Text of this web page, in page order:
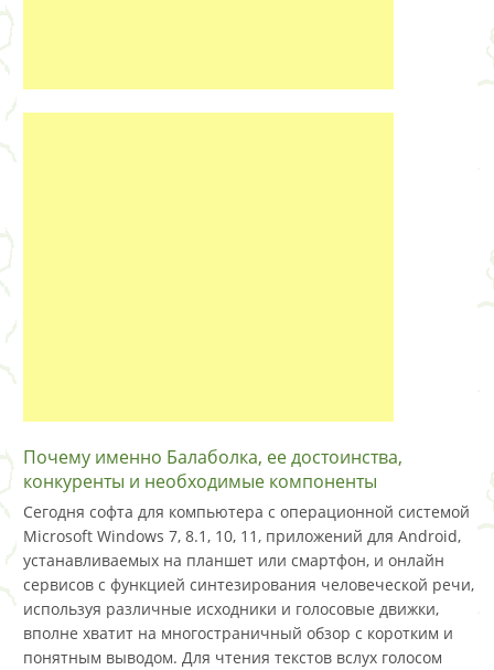
Почему именно Балаболка, ее достоинства,
конкуренты и необходимые компоненты
Сегодня софта для компьютера с операционной системой
Microsoft Windows 7, 8.1, 10, 11, приложений для Android,
устанавливаемых на планшет или смартфон, и онлайн
сервисов с функцией синтезирования человеческой речи,
используя различные исходники и голосовые движки,
вполне хватит на многостраничный обзор с коротким и
понятным выводом. Для чтения текстов вслух голосом